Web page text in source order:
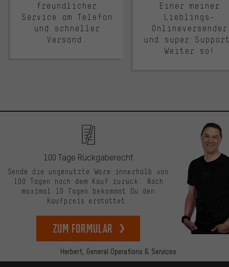
freundlicher
Service am Telefon
und schneller
Versand.
Einer meiner
Lieblings-
Onlineversender
und super
Weiter so!
Herbert, General Operations & Services
100 Tage Rückgaberecht
Sende die ungenutzte Ware innerhalb von
100 Tagen nach dem Kauf zurück. Nach
maximal 10 Tagen bekommst Du den
Kaufpreis erstattet.
zum Formular